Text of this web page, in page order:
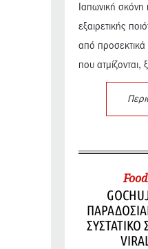
Ιαπωνική σκόνη
εξαιρετικής
από προσεκτικά
που ατμίζονται,